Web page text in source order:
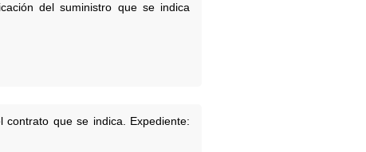
del suministro que se indica
que se indica. Expediente: